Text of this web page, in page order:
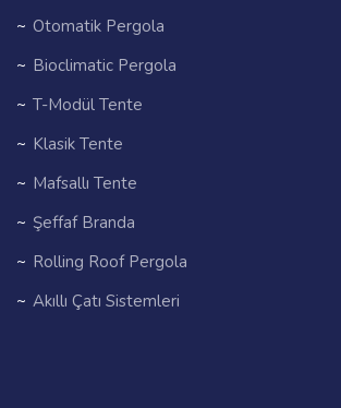
Otomatik Pergola
Bioclimatic Pergola
T-Modül Tente
Klasik Tente
Mafsallı Tente
Şeffaf Branda
Rolling Roof Pergola
Akıllı Çatı Sistemleri